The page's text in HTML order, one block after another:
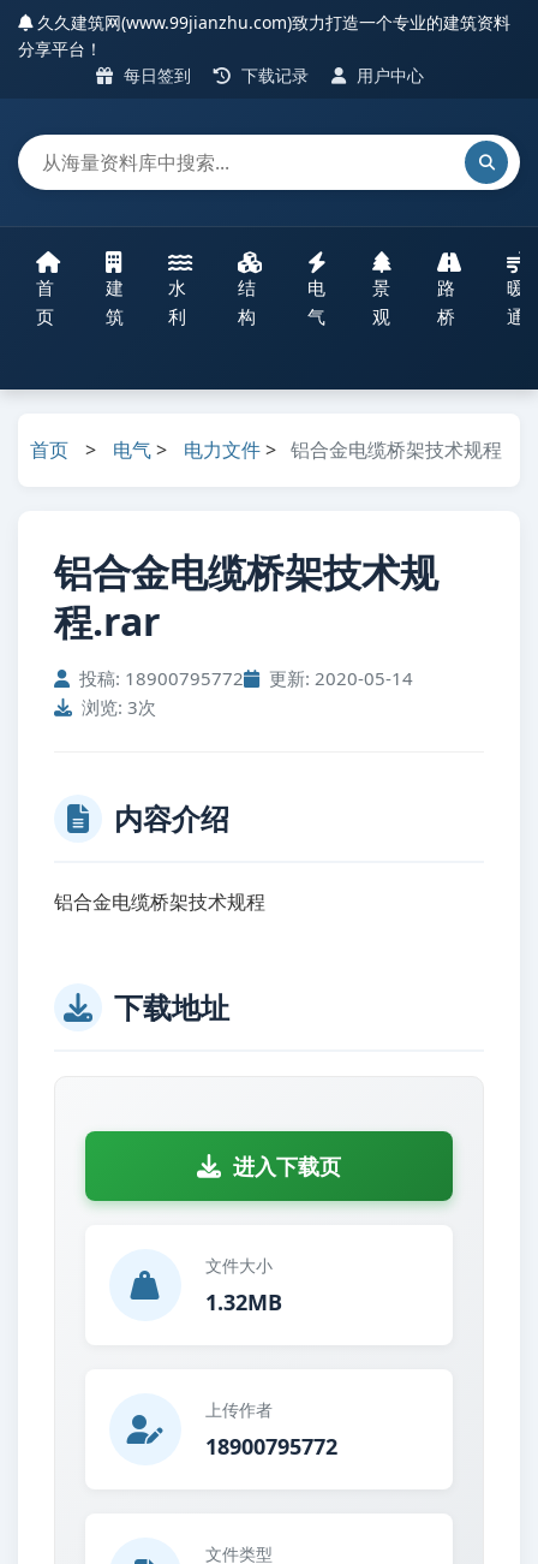
久久建筑网(www.99jianzhu.com)致力打造一个专业的建筑资料
分享平台！
每日签到
下载记录 用户中心
首
页
建
筑
水
利
结
构
电
气
景
观
路
桥
暖
通
首页 > 电气> 电力文件> 铝合金电缆桥架技术规程
铝合金电缆桥架技术规
程.rar
投稿: 18900795772
更新: 2020-05-14
浏览: 3次
内容介绍
铝合金电缆桥架技术规程
下载地址
进入下载页
文件大小
1.32MB
上传作者
18900795772
文件类型